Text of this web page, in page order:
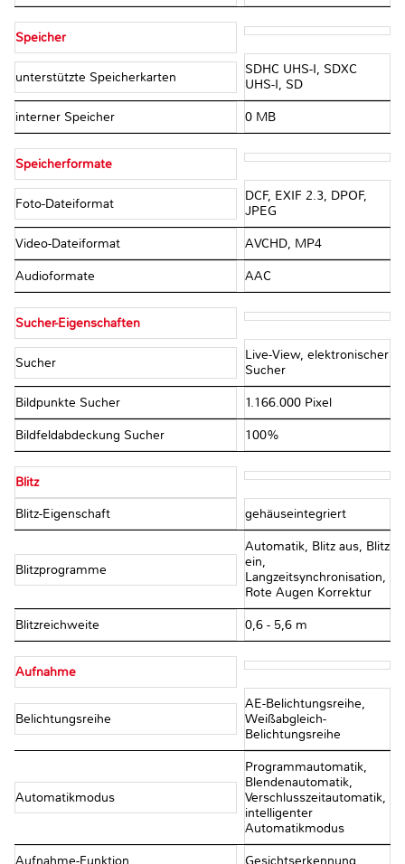
Speicher
unterstützte Speicherkarten
SDHC UHS-I, SDXC
UHS-I, SD
interner Speicher 0 MB
Speicherformate
Foto-Dateiformat
DCF, EXIF 2.3, DPOF,
JPEG
Video-Dateiformat AVCHD, MP4
Audioformate AAC
Sucher-Eigenschaften
Sucher
Live-View, elektronischer
Sucher
Bildpunkte Sucher 1.166.000 Pixel
Bildfeldabdeckung Sucher 100%
Blitz
Blitz-Eigenschaft gehäuseintegriert
Blitzprogramme
Automatik, Blitz aus, Blitz
ein,
Langzeitsynchronisation,
Rote Augen Korrektur
Blitzreichweite 0,6 - 5,6 m
Aufnahme
Belichtungsreihe
AE-Belichtungsreihe,
Weißabgleich-
Belichtungsreihe
Automatikmodus
Programmautomatik,
Blendenautomatik,
Verschlusszeitautomatik,
intelligenter
Automatikmodus